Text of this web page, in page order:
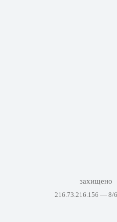
захищено
216.73.216.156 — 8/